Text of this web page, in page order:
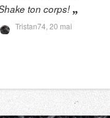
ton corps!
Tristan74,20 mai